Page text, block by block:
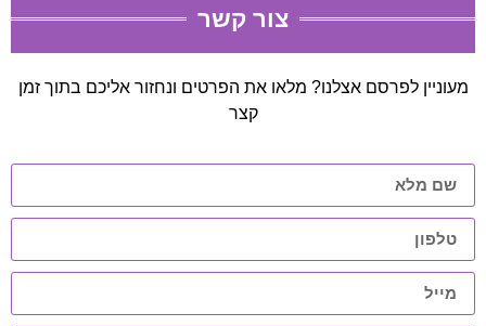
צור קשר
מעוניין לפרסם אצלנו? מלאו את הפרטים ונחזור אליכם בתוך זמן
קצר